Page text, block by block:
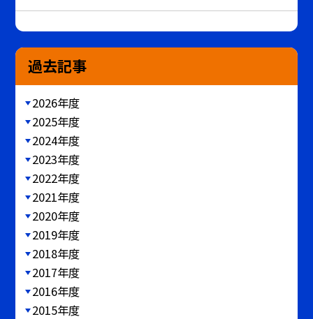
過去記事
2026年度
2025年度
2024年度
2023年度
2022年度
2021年度
2020年度
2019年度
2018年度
2017年度
2016年度
2015年度